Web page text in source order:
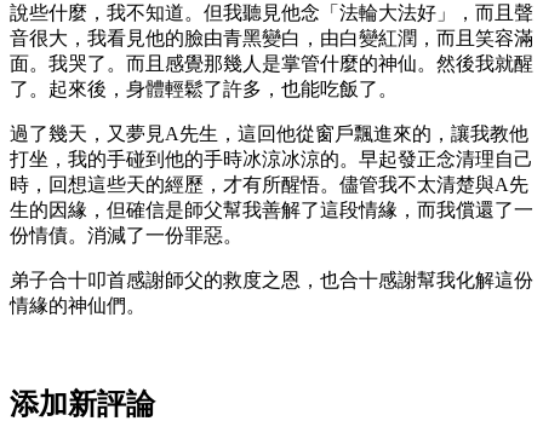
說些什麼，我不知道。但我聽見他念「法輪大法好」，而且聲
音很大，我看見他的臉由青黑變白，由白變紅潤，而且笑容滿
面。我哭了。而且感覺那幾人是掌管什麼的神仙。然後我就醒
了。起來後，身體輕鬆了許多，也能吃飯了。
過了幾天，又夢見A先生，這回他從窗戶飄進來的，讓我教他
打坐，我的手碰到他的手時冰涼冰涼的。早起發正念清理自己
時，回想這些天的經歷，才有所醒悟。儘管我不太清楚與A先
生的因緣，但確信是師父幫我善解了這段情緣，而我償還了一
份情債。消減了一份罪惡。
弟子合十叩首感謝師父的救度之恩，也合十感謝幫我化解這份
情緣的神仙們。
添加新評論